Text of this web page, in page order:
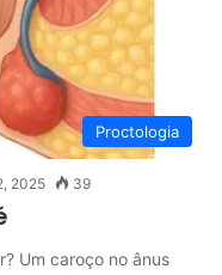
Proctologia
2025 39
Um caroço no ânus